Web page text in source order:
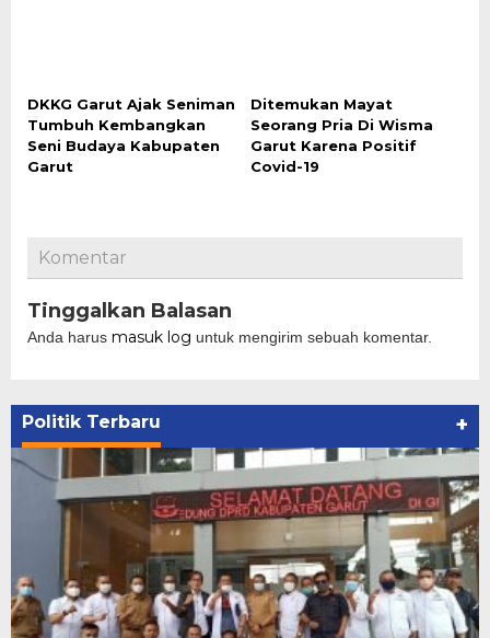
DKKG Garut Ajak Seniman
Tumbuh Kembangkan
Seni Budaya Kabupaten
Garut
Ditemukan Mayat
Seorang Pria Di Wisma
Garut Karena Positif
Covid-19
Komentar
Tinggalkan Balasan
Anda harus masuk log untuk mengirim sebuah komentar.
Politik Terbaru +